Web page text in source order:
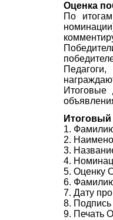
Оценка
По
Итоговые
Итоговый
1.
2.
3.
4.
5. Оценку
6.
7. Дату
8. Подпись
9. Печать